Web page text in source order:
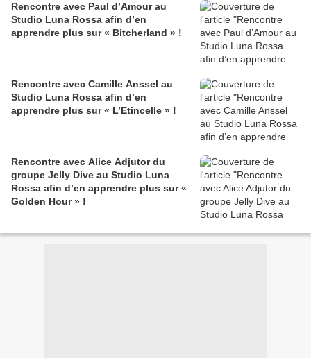
Rencontre avec Paul d’Amour au
Studio Luna Rossa afin d’en
apprendre plus sur « Bitcherland » !
Rencontre avec Camille Anssel au
Studio Luna Rossa afin d’en
apprendre plus sur « L’Etincelle » !
Rencontre avec Alice Adjutor du
groupe Jelly Dive au Studio Luna
Rossa afin d’en apprendre plus sur «
Golden Hour » !